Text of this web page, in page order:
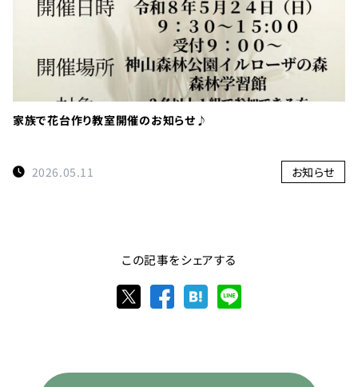
家族で花台作り教室開催のお知らせ♪
2026.05.11 お知らせ
この記事をシェアする